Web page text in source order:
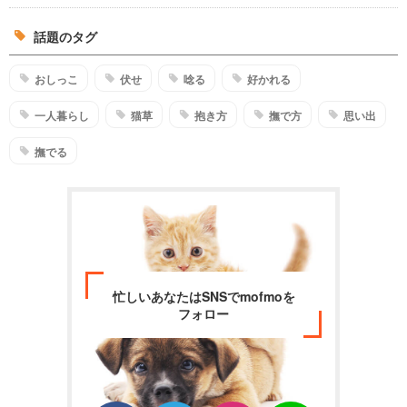
話題のタグ
おしっこ 伏せ 唸る 好かれる
一人暮らし 猫草 抱き方 撫で方 思い出
撫でる
忙しいあなたはSNSでmofmoを
フォロー